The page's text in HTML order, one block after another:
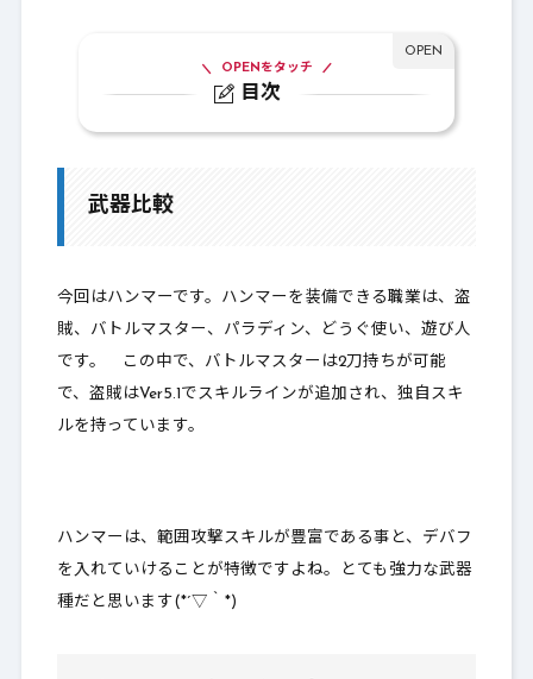
目次
OPENをタッチ
1-2. Lv105：ディープブルー
2. 職業別比較一覧表
3. 最後に～買いか～
武器比較
今回はハンマーです。ハンマーを装備できる職業は、盗
賊、バトルマスター、パラディン、どうぐ使い、遊び人
です。 この中で、バトルマスターは2刀持ちが可能
で、盗賊はVer5.1でスキルラインが追加され、独自スキ
ルを持っています。
ハンマーは、範囲攻撃スキルが豊富である事と、デバフ
を入れていけることが特徴ですよね。とても強力な武器
種だと思います(*´▽｀*)